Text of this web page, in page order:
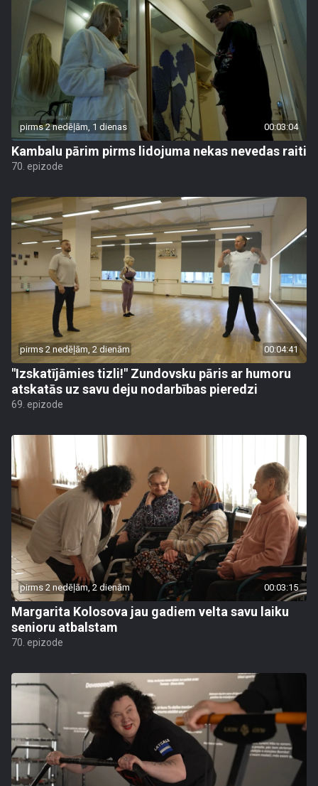
pirms 2 nedēļām, 1 dienas 00:03:04
Kambalu pārim pirms lidojuma nekas nevedas raiti
70. epizode
pirms 2 nedēļām, 2 dienām 00:04:41
"Izskatījāmies tizli!" Zundovsku pāris ar humoru
atskatās uz savu deju nodarbības pieredzi
69. epizode
pirms 2 nedēļām, 2 dienām 00:03:15
Margarita Kolosova jau gadiem velta savu laiku
senioru atbalstam
70. epizode